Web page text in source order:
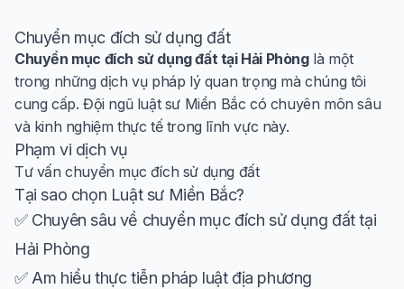
Chuyển mục đích sử dụng đất
Chuyển mục đích sử dụng đất tại Hải Phònglà một
trong những dịch vụ pháp lý quan trọng mà chúng tôi
cung cấp. Đội ngũ luật sư Miền Bắc có chuyên môn sâu
và kinh nghiệm thực tế trong lĩnh vực này.
Phạm vi dịch vụ
Tư vấn chuyển mục đích sử dụng đất
Tại sao chọn Luật sư Miền Bắc?
✅ Chuyên sâu về chuyển mục đích sử dụng đất tại
Hải Phòng
✅ Am hiểu thực tiễn pháp luật địa phương